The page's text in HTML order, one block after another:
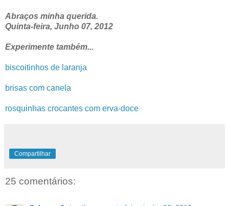
Abraços minha querida.
Quinta-feira, Junho 07, 2012
Experimente também...
biscoitinhos de laranja
brisas com canela
rosquinhas crocantes com erva-doce
Compartilhar
25 comentários: